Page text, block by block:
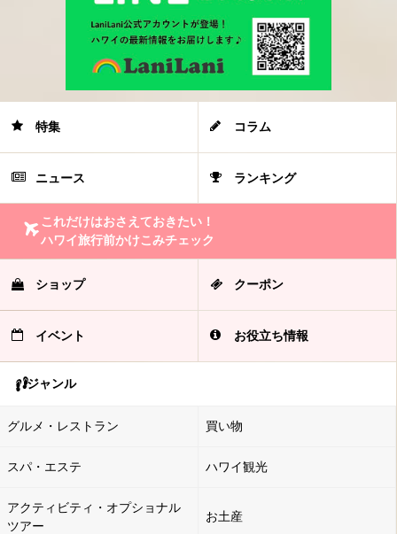
特集 コラム
ニュース ランキング
これだけはおさえておきたい！
ハワイ旅行前かけこみチェック
ショップ クーポン
イベント お役立ち情報
ジャンル
グルメ・レストラン 買い物
スパ・エステ ハワイ観光
アクティビティ・オプショナル
ツアー
お土産